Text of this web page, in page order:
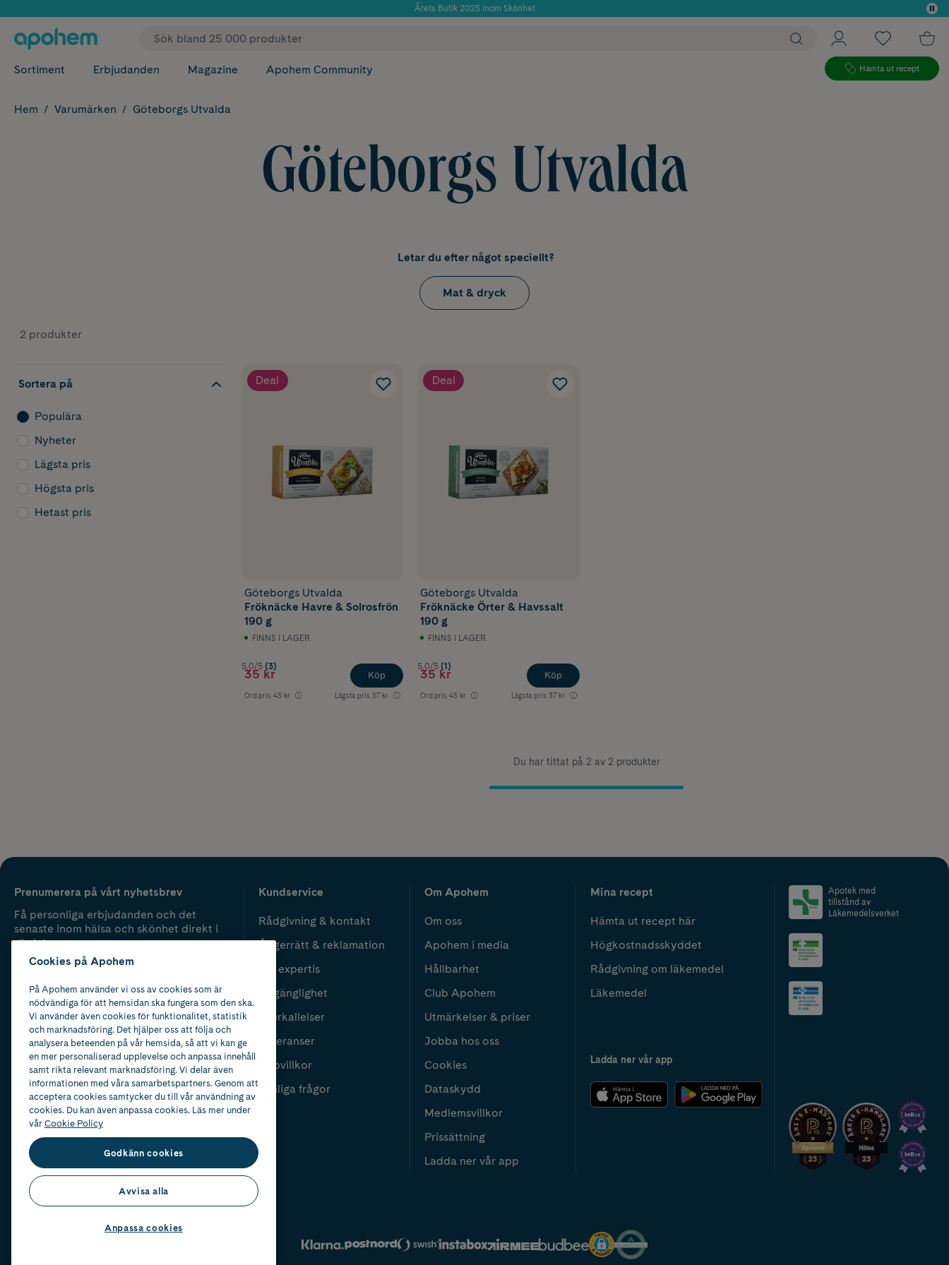
Använd kod: SOMMAR20 för 20% över 649kr
✓ Fri frakt
Sortiment Erbjudanden Magazine Apohem Community Hämta ut recept
Hem Varumärken Göteborgs Utvalda
Göteborgs Utvalda
Letar du efter något speciellt?
Mat & dryck
2 produkter
Sortera på
Populära
Nyheter
Lägsta pris
Högsta pris
Hetast pris
Deal
Göteborgs Utvalda
Fröknäcke Havre & Solrosfrön
190 g
FINNS I LAGER
5.0/5 (3)
35 kr
Ord.pris 43 kr Lägsta pris 37 kr
Köp
Deal
Göteborgs Utvalda
Fröknäcke Örter & Havssalt
190 g
FINNS I LAGER
5.0/5 (1)
35 kr
Ord.pris 43 kr Lägsta pris 37 kr
Köp
Du har tittat på 2 av 2 produkter
Prenumerera på vårt nyhetsbrev
Få personliga erbjudanden och det
senaste inom hälsa och skönhet direkt i
din inbox.
Kundservice
Rådgivning & kontakt
Ångerrätt & reklamation
Vår expertis
Tillgänglighet
Återkallelser
Leveranser
Köpvillkor
Vanliga frågor
Om Apohem
Om oss
Apohem i media
Hållbarhet
Club Apohem
Utmärkelser & priser
Jobba hos oss
Cookies
Dataskydd
Medlemsvillkor
Prissättning
Ladda ner vår app
Mina recept
Hämta ut recept här
Högkostnadsskyddet
Rådgivning om läkemedel
Läkemedel
Ladda ner vår app
Apotek med
tillstånd av
Läkemedelsverket
2024
Cookies på Apohem
På Apohem använder vi oss av cookies som är
nödvändiga för att hemsidan ska fungera som den ska.
Vi använder även cookies för funktionalitet, statistik
och marknadsföring. Det hjälper oss att följa och
analysera beteenden på vår hemsida, så att vi kan ge
en mer personaliserad upplevelse och anpassa innehåll
samt rikta relevant marknadsföring. Vi delar även
informationen med våra samarbetspartners. Genom att
acceptera cookies samtycker du till vår användning av
cookies. Du kan även anpassa cookies. Läs mer under
vårCookie Policy
Godkänn cookies
Avvisa alla
Anpassa cookies